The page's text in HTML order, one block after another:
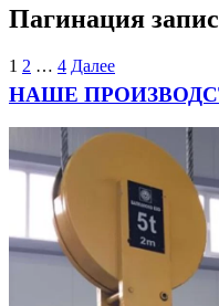
Пагинация
1 2 … 4 Далее
НАШЕ